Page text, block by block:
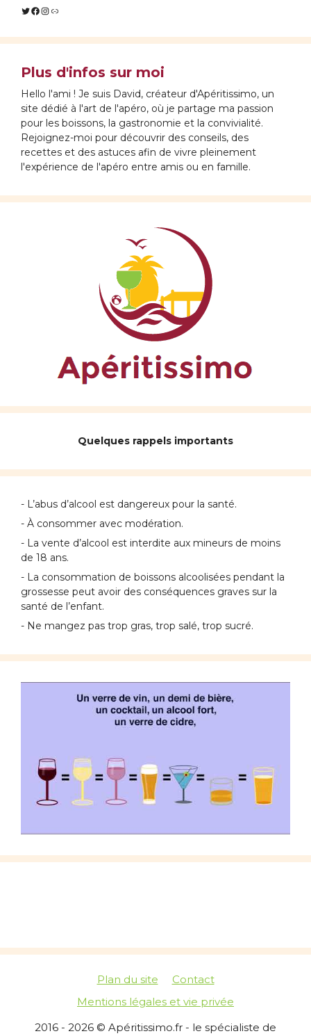
Twitter
Facebook
Instagram
Lien
Plus d'infos sur moi
Hello l'ami ! Je suis David, créateur d'Apéritissimo, un
site dédié à l'art de l'apéro, où je partage ma passion
pour les boissons, la gastronomie et la convivialité.
Rejoignez-moi pour découvrir des conseils, des
recettes et des astuces afin de vivre pleinement
l'expérience de l'apéro entre amis ou en famille.
Quelques rappels importants
- L’abus d’alcool est dangereux pour la santé.
- À consommer avec modération.
- La vente d’alcool est interdite aux mineurs de moins
de 18 ans.
- La consommation de boissons alcoolisées pendant la
grossesse peut avoir des conséquences graves sur la
santé de l’enfant.
- Ne mangez pas trop gras, trop salé, trop sucré.
Plan du site
Contact
Mentions légales et vie privée
2016 - 2026 © Apéritissimo.fr - le spécialiste de